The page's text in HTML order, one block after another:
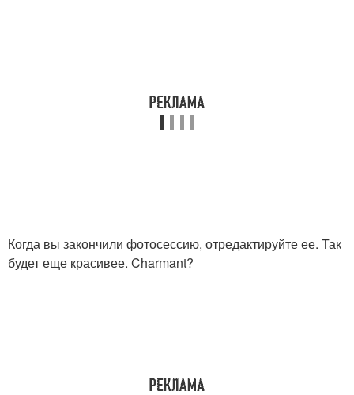
Когда вы закончили фотосессию, отредактируйте ее. Так
будет еще красивее. Charmant?